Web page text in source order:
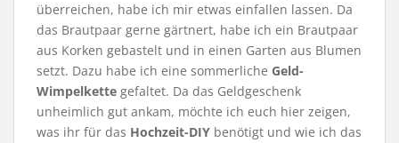
überreichen, habe ich mir etwas einfallen lassen. Da
das Brautpaar gerne gärtnert, habe ich ein Brautpaar
aus Korken gebastelt und in einen Garten aus Blumen
setzt. Dazu habe ich eine sommerliche Geld-
Wimpelkette gefaltet. Da das Geldgeschenk
unheimlich gut ankam, möchte ich euch hier zeigen,
was ihr für das Hochzeit-DIY benötigt und wie ich das